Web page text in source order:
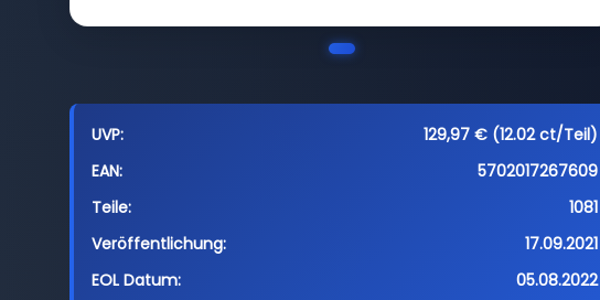
UVP:
129,97 € (12.02 ct/Teil)
EAN:
5702017267609
Teile:
1081
Veröffentlichung:
17.09.2021
EOL Datum:
05.08.2022